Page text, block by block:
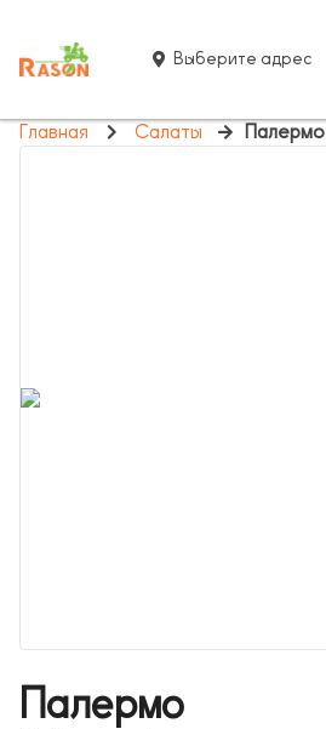
Выберите адрес
Главная Салаты Палермо
Палермо